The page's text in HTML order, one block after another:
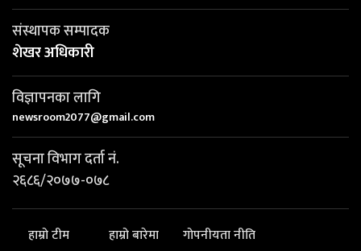
संस्थापक सम्पादक
शेखर अधिकारी
विज्ञापनका लागि
newsroom2077@gmail.com
सूचना विभाग दर्ता नं.
२६८६/२०७७-०७८
हाम्रो टीम हाम्रो बारेमा गोपनीयता नीति